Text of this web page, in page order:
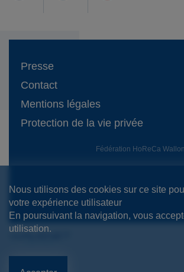
Nous utilisons des cookies sur ce site
votre expérience utilisateur
En poursuivant la navigation, vous
utilisation.
Presse
Contact
Mentions légales
Protection de la vie privée
Fédération HoReCa